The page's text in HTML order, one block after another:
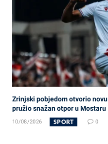
Zrinjski pobjedom otvorio
pružio snažan otpor u Mostaru
10/08/2026 SPORT 0